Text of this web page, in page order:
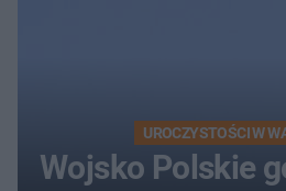
UROCZYSTOŚCI W
Wojsko Polskie